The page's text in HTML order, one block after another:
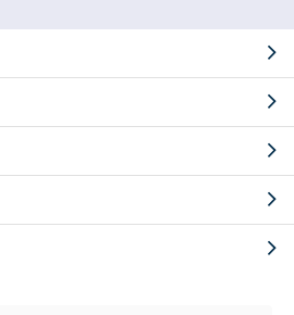
zu einem sicheren Transport bei
der Ladung. Die
kann ebenfalls variieren.
von 150 kg und 250
eignen sich sowohl für den
Laufeigenschaften auf